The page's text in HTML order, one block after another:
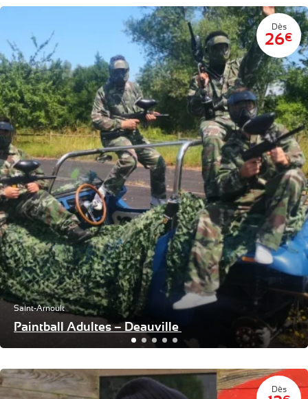
Dès
26€
Saint-Arnoult
Paintball Adultes – Deauville
Dès